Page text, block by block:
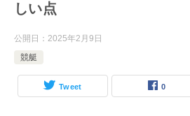
しい点
公開日： 2025年2月9日
競艇
Tweet 0